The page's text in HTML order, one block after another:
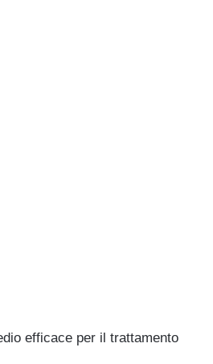
efficace per il trattamento